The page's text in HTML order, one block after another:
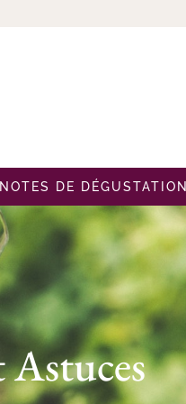
DE DÉGUSTATION